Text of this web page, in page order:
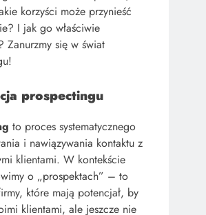
korzyści może przynieść
I jak go właściwie
Zanurzmy się w świat
prospectingu
to proces systematycznego
i nawiązywania kontaktu z
klientami. W kontekście
o „prospektach” – to
które mają potencjał, by
klientami, ale jeszcze nie